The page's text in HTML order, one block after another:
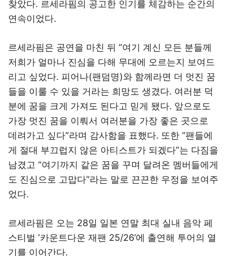
찾았다. 르세라핌의 공고한 인기를 체감하는 순간의
연속이었다.
르세라핌은 공연을 마친 뒤 “여기 계신 모든 분들께
저희가 얼마나 진심을 다해 무대에 오르는지 보여드
리고 싶었다. 피어나(팬덤명)와 함께라면 더 멋진 꿈
들을 이룰 수 있을 거라는 희망도 생겼다. 여러분 덕
분에 꿈을 크게 가져도 된다고 믿게 됐다. 앞으로도
가장 멋진 꿈을 이뤄서 여러분을 가장 좋은 곳으로
데려가고 싶다”라며 감사함을 표했다. 또한 “팬들에
게 절대 부끄럽지 않은 아티스트가 되겠다”는 다짐을
남겼고 “여기까지 같은 꿈을 꾸며 달려온 멤버들에게
도 진심으로 고맙다”라는 말로 끈끈한 우정을 보여주
었다.
르세라핌은 오는 28일 일본 연말 최대 실내 음악 페
스티벌 ‘카운트다운 재팬 25/26’에 출연해 투어의 열
기를 이어간다.